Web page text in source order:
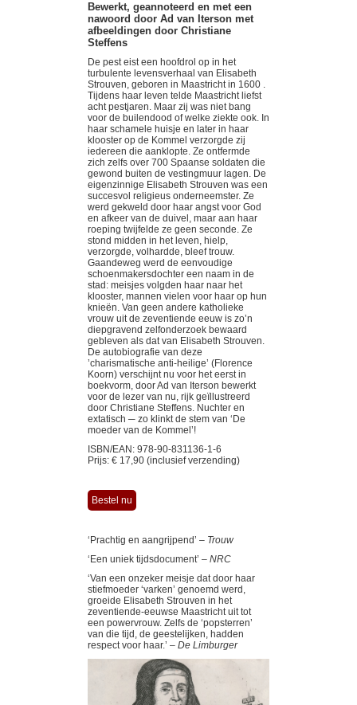
Bewerkt, geannoteerd en met een
nawoord door Ad van Iterson met
afbeeldingen door Christiane
Steffens
De pest eist een hoofdrol op in het
turbulente levensverhaal van Elisabeth
Strouven, geboren in Maastricht in 1600 .
Tijdens haar leven telde Maastricht liefst
acht pestjaren. Maar zij was niet bang
voor de builendood of welke ziekte ook. In
haar schamele huisje en later in haar
klooster op de Kommel verzorgde zij
iedereen die aanklopte. Ze ontfermde
zich zelfs over 700 Spaanse soldaten die
gewond buiten de vestingmuur lagen. De
eigenzinnige Elisabeth Strouven was een
succesvol religieus onderneemster. Ze
werd gekweld door haar angst voor God
en afkeer van de duivel, maar aan haar
roeping twijfelde ze geen seconde. Ze
stond midden in het leven, hielp,
verzorgde, volhardde, bleef trouw.
Gaandeweg werd de eenvoudige
schoenmakersdochter een naam in de
stad: meisjes volgden haar naar het
klooster, mannen vielen voor haar op hun
knieën. Van geen andere katholieke
vrouw uit de zeventiende eeuw is zo’n
diepgravend zelfonderzoek bewaard
gebleven als dat van Elisabeth Strouven.
De autobiografie van deze
’charismatische anti-heilige’ (Florence
Koorn) verschijnt nu voor het eerst in
boekvorm, door Ad van Iterson bewerkt
voor de lezer van nu, rijk geïllustreerd
door Christiane Steffens. Nuchter en
extatisch ─ zo klinkt de stem van ‘De
moeder van de Kommel’!
ISBN/EAN: 978-90-831136-1-6
Prijs: € 17,90 (inclusief verzending)
Bestel nu
‘Prachtig en aangrijpend’ – Trouw
‘Een uniek tijdsdocument’ – NRC
‘Van een onzeker meisje dat door haar
stiefmoeder ‘varken’ genoemd werd,
groeide Elisabeth Strouven in het
zeventiende-eeuwse Maastricht uit tot
een powervrouw. Zelfs de ‘popsterren’
van die tijd, de geestelijken, hadden
respect voor haar.’ – De Limburger